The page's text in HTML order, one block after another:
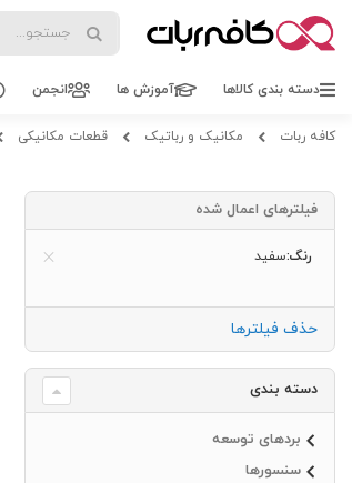
دسته بندی کالاها آموزش ها انجمن
کافه ربات مکانیک و رباتیک قطعات مکانیکی
فیلترهای اعمال شده
رنگ سفید
حذف فیلترها
دسته بندی
بردهای توسعه
سنسورها